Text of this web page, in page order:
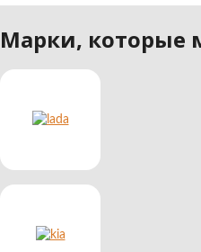
Марки, которые